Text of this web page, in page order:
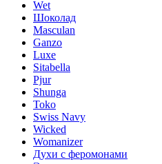
Wet
Шоколад
Masculan
Ganzo
Luxe
Sitabella
Pjur
Shunga
Toko
Swiss Navy
Wicked
Womanizer
Духи с феромонами